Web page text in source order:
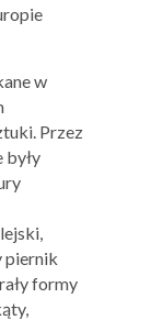
w
Przez
były
piernik
formy